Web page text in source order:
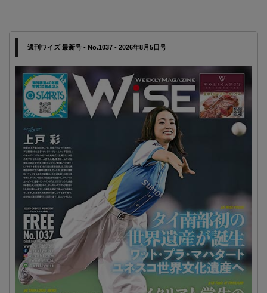
週刊ワイズ 最新号 - No.1037 - 2026年8月5日号